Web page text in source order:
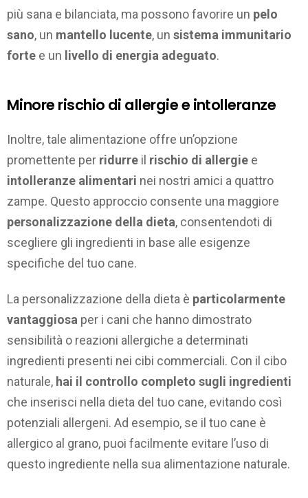
più sana e bilanciata, ma possono favorire un pelo
sano, un mantello lucente, un sistema immunitario
forte e un livello di energia adeguato.
Minore rischio di allergie e intolleranze
Inoltre, tale alimentazione offre un’opzione
promettente per ridurre il rischio di allergie e
intolleranze alimentari nei nostri amici a quattro
zampe. Questo approccio consente una maggiore
personalizzazione della dieta, consentendoti di
scegliere gli ingredienti in base alle esigenze
specifiche del tuo cane.
La personalizzazione della dieta è particolarmente
vantaggiosa per i cani che hanno dimostrato
sensibilità o reazioni allergiche a determinati
ingredienti presenti nei cibi commerciali. Con il cibo
naturale, hai il controllo completo sugli ingredienti
che inserisci nella dieta del tuo cane, evitando così
potenziali allergeni. Ad esempio, se il tuo cane è
allergico al grano, puoi facilmente evitare l’uso di
questo ingrediente nella sua alimentazione naturale.